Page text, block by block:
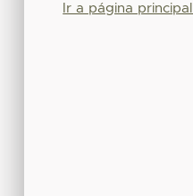
Ir a página